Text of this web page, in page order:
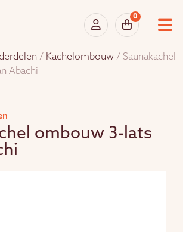
0
/ Kachelombouw / Saunakachel
Abachi
ombouw 3-lats